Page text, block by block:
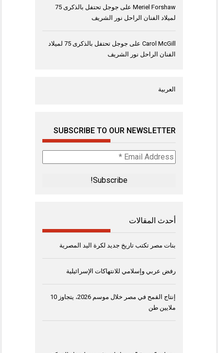
Meriel Forshaw على
جوجل تحتفل بالذكرى 75
لميلاد الفنان الراحل نور الشريف
Carol McGill على
جوجل تحتفل بالذكرى 75 لميلاد
الفنان الراحل نور الشريف
العربية
SUBSCRIBE TO OUR NEWSLETTER
Email
Address
أحدث المقالات
بنات مصر تكتب تاريخ جديد لكرة اليد المصرية
رفض عربي وإسلامي للانتهاكات الإسرائيلية
إنتاج القمح في مصر خلال موسم 2026، يتجاوز 10
ملايين طن